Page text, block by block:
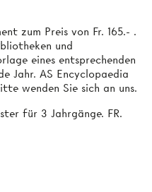
und
eines entsprechenden
Jahr. AS Encyclopaedia
wenden Sie sich an uns.
für 3 Jahrgänge. FR.